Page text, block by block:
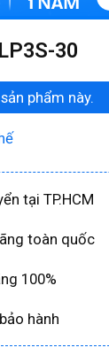
30
phẩm này.
tại TP.HCM
toàn quốc
100%
hành